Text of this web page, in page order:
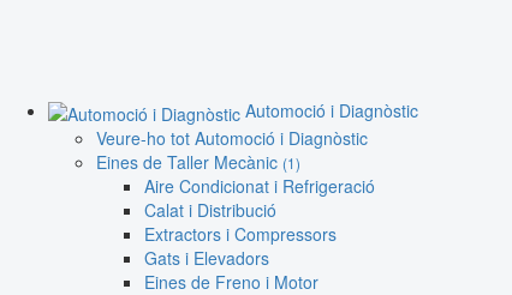
Automoció i Diagnòstic
Veure-ho tot Automoció i Diagnòstic
Eines de Taller Mecànic (1)
Aire Condicionat i Refrigeració
Calat i Distribució
Extractors i Compressors
Gats i Elevadors
Eines de Freno i Motor